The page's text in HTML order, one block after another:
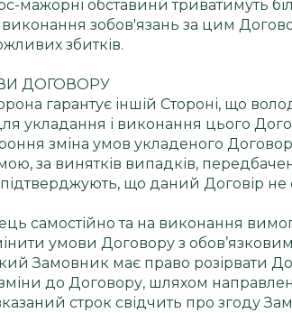
мажорні обставини триватимуть
зобов'язань за цим
збитків.
ДОГОВОРУ
гарантує іншій Стороні, що
укладання і виконання цього
зміна умов укладеного
за винятків випадків,
що даний Договір
самостійно та на виконання
умови Договору з
Замовник має право розірвати
до Договору, шляхом
строк свідчить про згоду